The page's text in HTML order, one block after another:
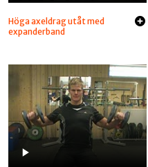
Höga axeldrag utåt med
expanderband